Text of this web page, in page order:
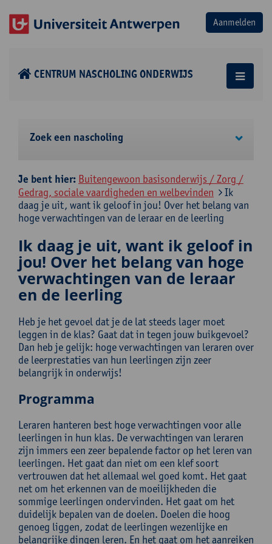
CENTRUM NASCHOLING ONDERWIJS
Zoek een nascholing
Je bent hier: Buitengewoon basisonderwijs / Zorg /
Gedrag, sociale vaardigheden en welbevinden
Ik
daag je uit, want ik geloof in jou! Over het belang van
hoge verwachtingen van de leraar en de leerling
Ik daag je uit, want ik geloof in
jou! Over het belang van hoge
verwachtingen van de leraar
en de leerling
Heb je het gevoel dat je de lat steeds lager moet
leggen in de klas? Gaat dat in tegen jouw buikgevoel?
Dan heb je gelijk: hoge verwachtingen van leraren over
de leerprestaties van hun leerlingen zijn zeer
belangrijk in onderwijs!
Programma
Leraren hanteren best hoge verwachtingen voor alle
leerlingen in hun klas. De verwachtingen van leraren
zijn immers een zeer bepalende factor op het leren van
leerlingen. Het gaat dan niet om een klef soort
vertrouwen dat het allemaal wel goed komt. Het gaat
net om het erkennen van de moeilijkheden die
sommige leerlingen ondervinden. Het gaat om het
duidelijk bepalen van de doelen. Doelen die hoog
genoeg liggen, zodat de leerlingen wezenlijke en
belangrijke dingen leren. En het gaat om het aanreiken